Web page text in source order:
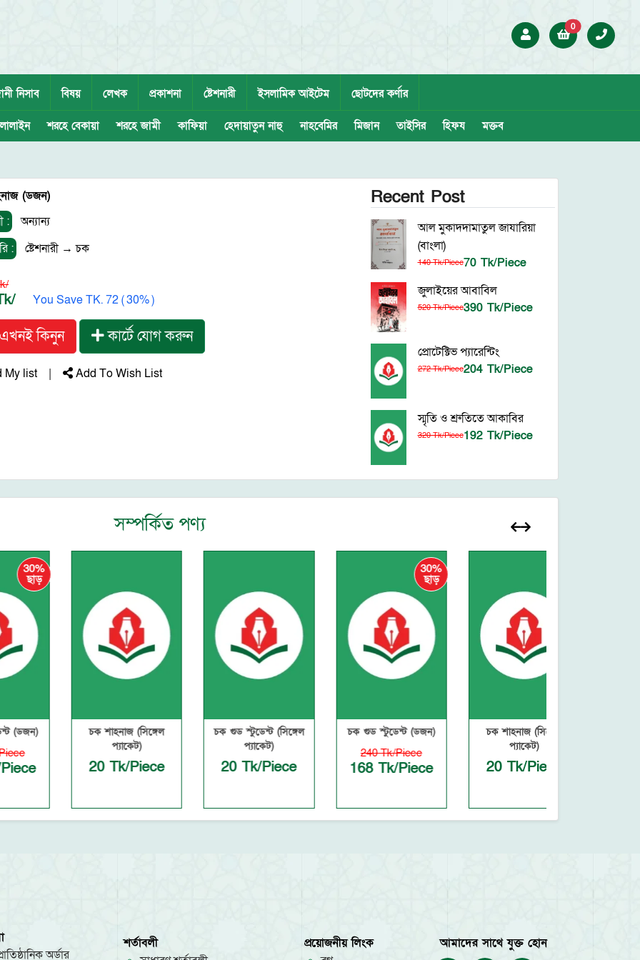
0
নিসাব বিষয় লেখক প্রকাশনা ষ্টেশনারী ইসলামিক আইটেম ছোটদের কর্ণার
শরহে বেকায়া শরহে জামী কাফিয়া হেদায়াতুন নাহু নাহবেমির মিজান তাইসির হিফয মক্তব
(ডজন)
:
অন্যান্য
:
ষ্টেশনারী→চক
You Save TK. 72 ( 30% )
কিনুন কার্টে যোগ করুন
list | Add To Wish List
Recent Post
আল মুকাদদামাতুল জাযারিয়া
(বাংলা)
140 Tk/Piece70 Tk/Piece
জুলাইয়ের আবাবিল
520 Tk/Piece390 Tk/Piece
প্রোটেক্টিভ প্যারেন্টিং
272 Tk/Piece204 Tk/Piece
স্মৃতি ও শ্রুতিতে আকাবির
320 Tk/Piece192 Tk/Piece
সম্পর্কিত পণ্য
চক শাহনাজ (সিঙ্গেল
প্যাকেট)
20 Tk/Piece
চক গুড স্টুডেন্ট (সিঙ্গেল
প্যাকেট)
20 Tk/Piece
30%
চক গুড স্টুডেন্ট (ডজন)
240 Tk/Piece
168 Tk/Piece
চক শাহনাজ (সিঙ্গেল
প্যাকেট)
20 Tk/Piece
অর্ডার
শর্তাবলী
প্রয়োজনীয় লিংক
আমাদের সাথে যুক্ত হোন